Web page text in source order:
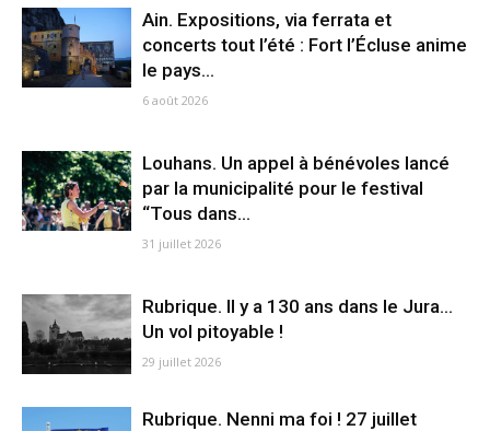
Ain. Expositions, via ferrata et
concerts tout l’été : Fort l’Écluse anime
le pays...
6 août 2026
Louhans. Un appel à bénévoles lancé
par la municipalité pour le festival
“Tous dans...
31 juillet 2026
Rubrique. ll y a 130 ans dans le Jura…
Un vol pitoyable !
29 juillet 2026
Rubrique. Nenni ma foi ! 27 juillet